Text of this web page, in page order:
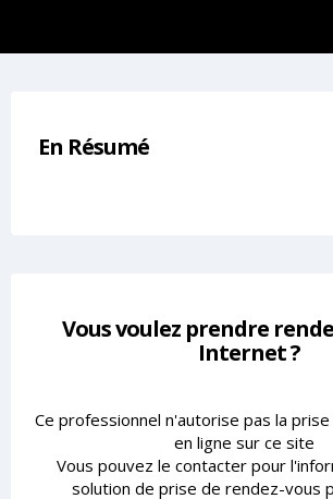
En Résumé
Vous voulez prendre
Internet ?
Ce professionnel n'autorise pas la
en ligne sur ce site
Vous pouvez le contacter pour
solution de prise de rendez-vous